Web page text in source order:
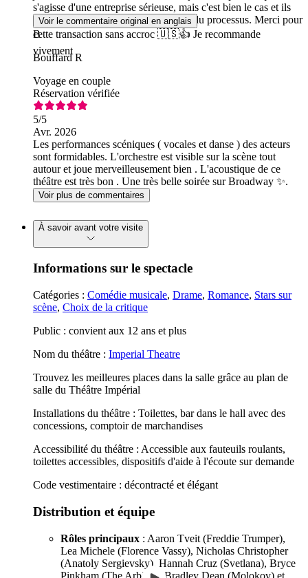
s'agisse d'une entreprise sérieuse, mais c'est bien le cas et ils
nous ont tenus informés tout au long du processus. Merci pour
cette transaction sans accroc 🇺🇸👍 Je recommande
vivement
Voir le commentaire original en anglais
B
Bouffard R
Voyage en couple
Réservation vérifiée
5/5
Avr. 2026
Les performances scéniques ( vocales et danse ) des acteurs
sont formidables. L'orchestre est visible sur la scène tout
autour et joue merveilleusement bien . L'acoustique de ce
théâtre est très bon . Une très belle soirée sur Broadway ✨.
Voir plus de commentaires
À savoir avant votre visite
Informations sur le spectacle
Catégories : Comédie musicale, Drame, Romance, Stars sur
scène, Choix de la critique
Public : convient aux 12 ans et plus
Nom du théâtre : Imperial Theatre
Trouvez les meilleures places dans la salle grâce au plan de
salle du Théâtre Impérial
Installations du théâtre : Toilettes, bar dans le hall avec des
concessions, comptoir de marchandises
Accessibilité du théâtre : Accessible aux fauteuils roulants,
toilettes accessibles, dispositifs d'aide à l'écoute sur demande
Code vestimentaire : décontracté et élégant
Distribution et équipe
Rôles principaux : Aaron Tveit (Freddie Trumper),
Lea Michele (Florence Vassy), Nicholas Christopher
(Anatoly Sergievsky), Hannah Cruz (Svetlana), Bryce
Pinkham (The Arbiter), Bradley Dean (Molokov) et